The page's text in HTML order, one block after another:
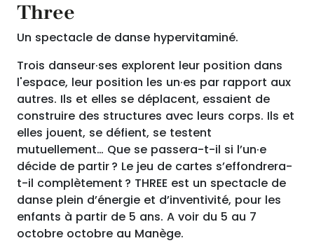
Three
Un spectacle de danse hypervitaminé.
Trois danseur·ses explorent leur position dans
l'espace, leur position les un·es par rapport aux
autres. Ils et elles se déplacent, essaient de
construire des structures avec leurs corps. Ils et
elles jouent, se défient, se testent
mutuellement… Que se passera-t-il si l’un·e
décide de partir ? Le jeu de cartes s’effondrera-
t-il complètement ? THREE est un spectacle de
danse plein d’énergie et d’inventivité, pour les
enfants à partir de 5 ans. A voir du 5 au 7
octobre octobre au Manège.